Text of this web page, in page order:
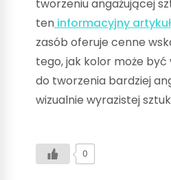
tworzeniu angażującej
teninformacyjny artykuł
zasób oferuje cenne
tego, jak kolor może
do tworzenia bardziej
wizualnie wyrazistej
0